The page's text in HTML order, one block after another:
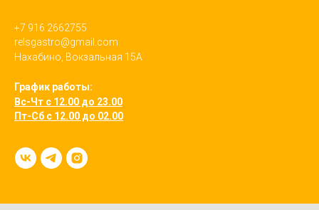
+7 916 2662755
relsgastro@gmail.com
Нахабино, Вокзальная 15А
График работы:
Вс-Чт с 12.00 до 23.00
Пт-Сб с 12.00 до 02.00